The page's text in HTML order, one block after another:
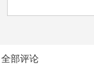
全部评论